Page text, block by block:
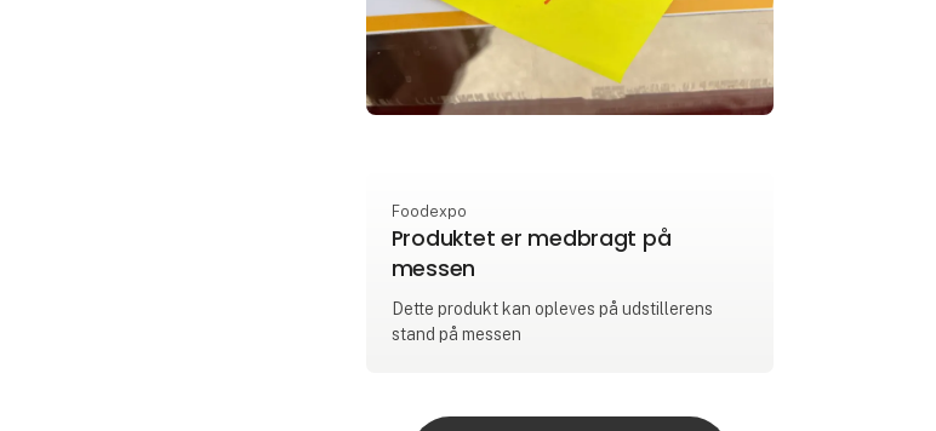
Foodexpo
Produktet er medbragt på
messen
Dette produkt kan opleves på udstillerens
stand på messen